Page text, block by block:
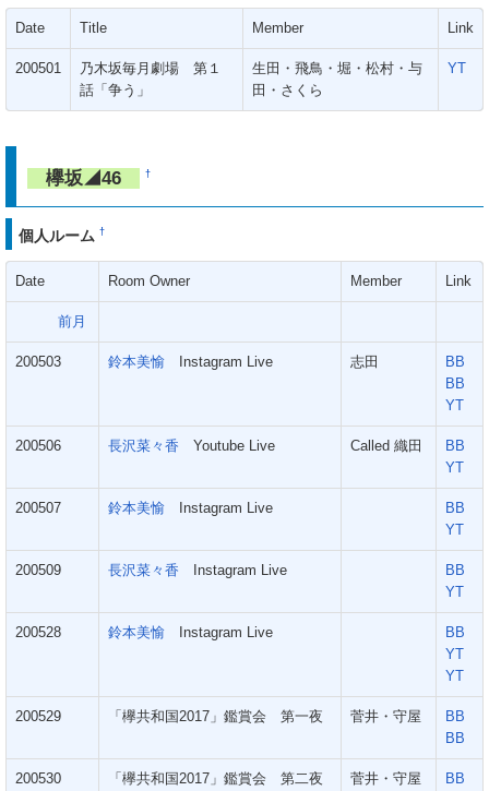
Date Title Member Link
200501
乃木坂毎月劇場 第１
話「争う」
生田・飛鳥・堀・松村・与
田・さくら
YT
欅坂◢46 †
個人ルーム †
Date Room Owner Member Link
前月
200503 鈴本美愉 Instagram Live 志田
BB
BB
YT
200506 長沢菜々香 Youtube Live Called 織田
BB
YT
200507 鈴本美愉 Instagram Live
BB
YT
200509 長沢菜々香 Instagram Live
BB
YT
200528 鈴本美愉 Instagram Live
BB
YT
YT
200529 「欅共和国2017」鑑賞会 第一夜 菅井・守屋
BB
BB
200530 「欅共和国2017」鑑賞会 第二夜 菅井・守屋
BB